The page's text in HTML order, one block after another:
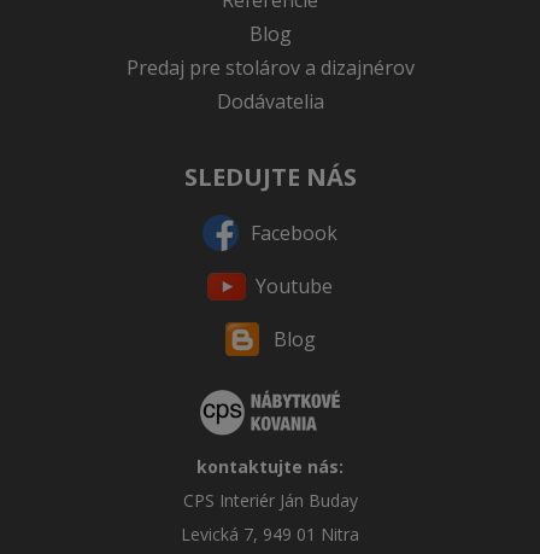
Blog
Predaj pre stolárov a dizajnérov
Dodávatelia
SLEDUJTE NÁS
Facebook
Youtube
Blog
kontaktujte nás:
CPS Interiér Ján Buday
Levická 7, 949 01 Nitra